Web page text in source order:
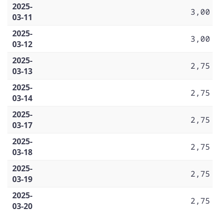
2025-
03-11
3,00
2025-
03-12
3,00
2025-
03-13
2,75
2025-
03-14
2,75
2025-
03-17
2,75
2025-
03-18
2,75
2025-
03-19
2,75
2025-
03-20
2,75